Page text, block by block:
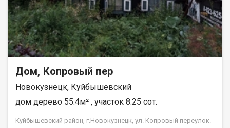
Дом, Копровый пер
Новокузнецк, Куйбышевский
дом дерево 55.4м² , участок 8.25 сот.
Куйбышевский район, г.Новокузнецк, ул. Копровый переулок.